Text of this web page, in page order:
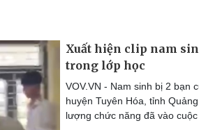
Xuất hiện clip nam
trong lớp học
VOV.VN - Nam sinh bị 2 bạn
huyện Tuyên Hóa, tỉnh
lượng chức năng đã vào cuộc